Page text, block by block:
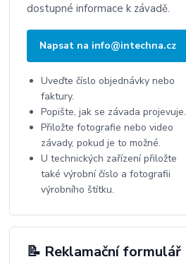
dostupné informace k závadě.
Napsat na info@intechna.cz
Uveďte číslo objednávky nebo
faktury.
Popište, jak se závada projevuje.
Přiložte fotografie nebo video
závady, pokud je to možné.
U technických zařízení přiložte
také výrobní číslo a fotografii
výrobního štítku.
📝 Reklamační formulář